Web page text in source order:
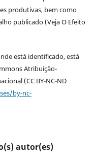
produtivas, bem como
publicado (Veja O Efeito
está identificado, está
Atribuição-
(CC BY-NC-ND
by-nc-
autor(es)